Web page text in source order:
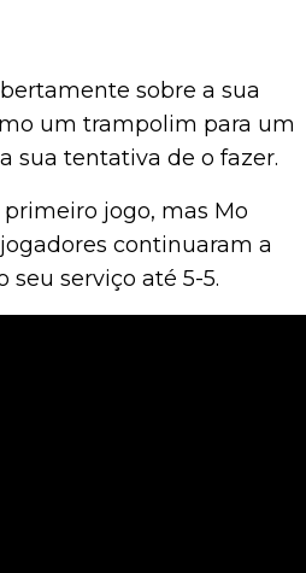
sobre a sua
um trampolim para um
sua tentativa de o fazer.
jogo, mas Mo
continuaram a
serviço até 5-5.